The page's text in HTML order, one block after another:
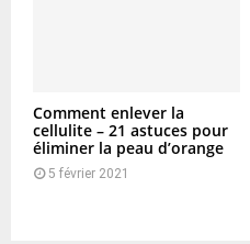
Comment enlever la
cellulite – 21 astuces pour
éliminer la peau d’orange
5 février 2021